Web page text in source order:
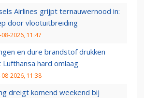
Airlines grijpt ternauwernood in:
door vlootuitbreiding
08-2026, 11:47
en dure brandstof drukken
Lufthansa hard omlaag
08-2026, 11:38
dreigt komend weekend bij